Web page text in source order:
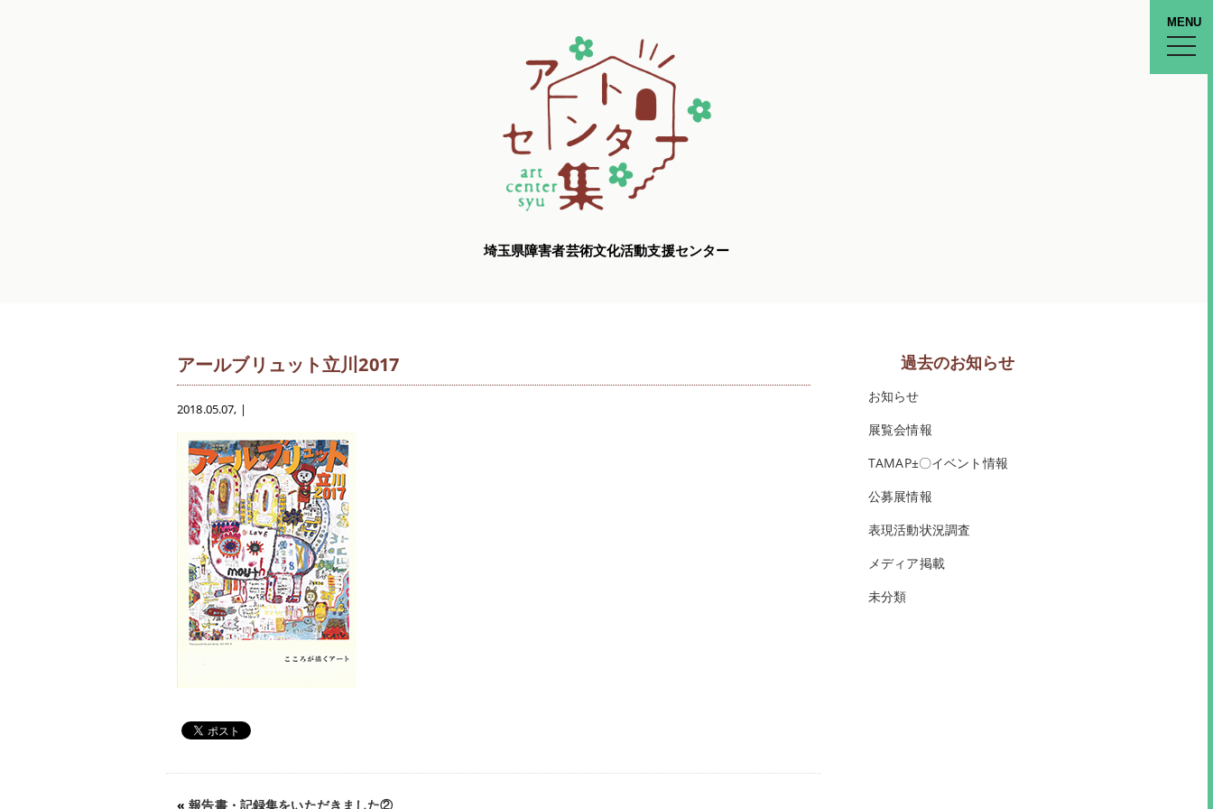
埼玉県障害者芸術文化活動支援センター
MENU
toggle
アールブリュット立川2017
2018.05.07, |
«報告書・記録集をいただきました②
過去のお知らせ
お知らせ
展覧会情報
TAMAP±〇イベント情報
公募展情報
表現活動状況調査
メディア掲載
未分類